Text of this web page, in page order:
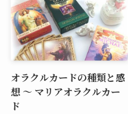
オラクルカードの種類と感
想 ～ マリアオラクルカー
ド